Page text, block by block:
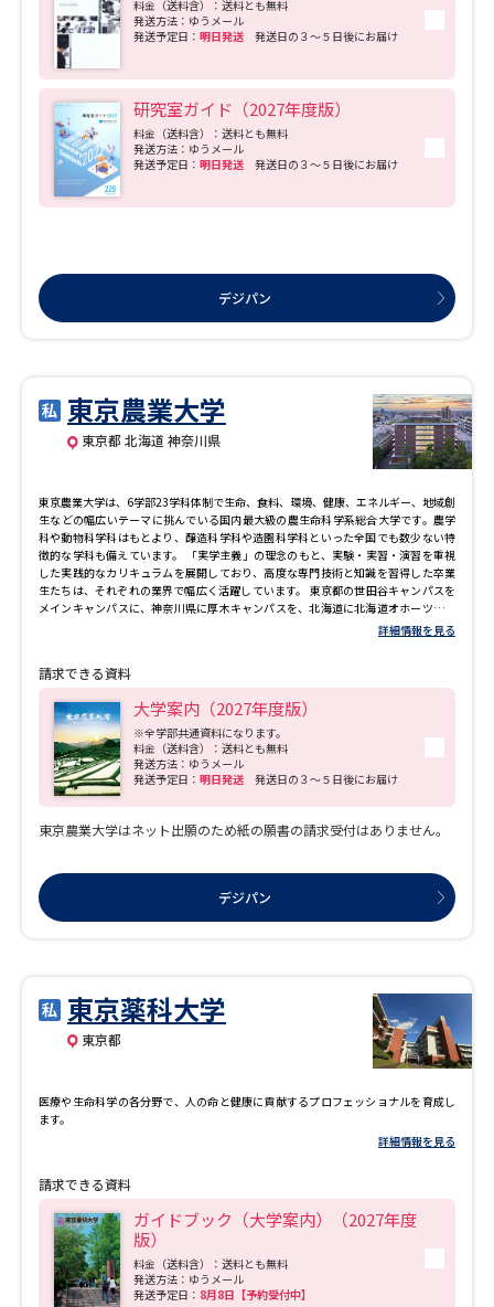
料金（送料含）：送料とも無料
発送方法：ゆうメール
発送予定日： 明日発送 発送日の３～５日後にお届け
研究室ガイド（2027年度版）
料金（送料含）：送料とも無料
発送方法：ゆうメール
発送予定日： 明日発送 発送日の３～５日後にお届け
デジパン
東京農業大学
東京都 北海道 神奈川県
東京農業大学は、6学部23学科体制で生命、食料、環境、健康、エネルギー、地域創
生などの幅広いテーマに挑んでいる国内最大級の農生命科学系総合大学です。農学
科や動物科学科はもとより、醸造科学科や造園科学科といった全国でも数少ない特
徴的な学科も備えています。 「実学主義」の理念のもと、実験・実習・演習を重視
した実践的なカリキュラムを展開しており、高度な専門技術と知識を習得した卒業
生たちは、それぞれの業界で幅広く活躍しています。 東京都の世田谷キャンパスを
メインキャンパスに、神奈川県に厚木キャンパスを、北海道に北海道オホーツクキ
ャンパスを設置しています。 東京農業大学公式サイト
詳細情報を見る
請求できる資料
大学案内（2027年度版）
※全学部共通資料になります。
料金（送料含）：送料とも無料
発送方法：ゆうメール
発送予定日： 明日発送 発送日の３～５日後にお届け
東京農業大学はネット出願のため紙の願書の請求受付はありません。
デジパン
東京薬科大学
東京都
医療や生命科学の各分野で、人の命と健康に貢献するプロフェッショナルを育成し
ます。
詳細情報を見る
請求できる資料
ガイドブック（大学案内）（2027年度
版）
料金（送料含）：送料とも無料
発送方法：ゆうメール
発送予定日： 8月8日【予約受付中】